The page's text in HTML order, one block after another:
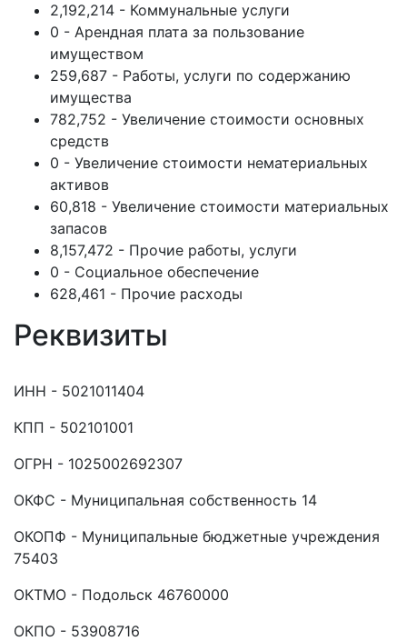
2,192,214 - Коммунальные услуги
0 - Арендная плата за пользование
имуществом
259,687 - Работы, услуги по содержанию
имущества
782,752 - Увеличение стоимости основных
средств
0 - Увеличение стоимости нематериальных
активов
60,818 - Увеличение стоимости материальных
запасов
8,157,472 - Прочие работы, услуги
0 - Социальное обеспечение
628,461 - Прочие расходы
Реквизиты
ИНН - 5021011404
КПП - 502101001
ОГРН - 1025002692307
ОКФС - Муниципальная собственность 14
ОКОПФ - Муниципальные бюджетные учреждения
75403
ОКТМО - Подольск 46760000
ОКПО - 53908716